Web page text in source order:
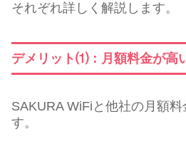
それぞれ詳しく解説します。
デメリット⑴：月額料金が高
SAKURA WiFiと他社の月額
す。